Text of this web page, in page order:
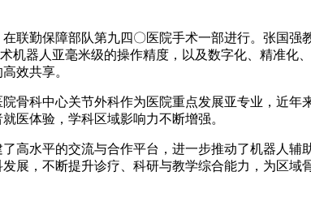
勤保障部队第九四〇医院手术一部进行。张国强
机器人亚毫米级的操作精度，以及数字化、精准
效共享。
科中心关节外科作为医院重点发展亚专业，近年
医体验，学科区域影响力不断增强。
水平的交流与合作平台，进一步推动了机器人辅
展，不断提升诊疗、科研与教学综合能力，为区